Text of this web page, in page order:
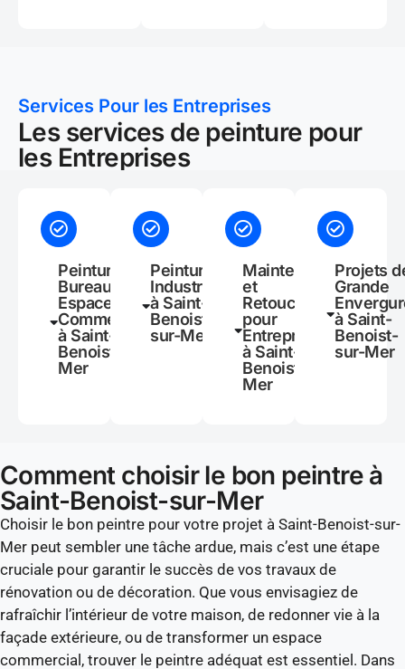
Services Pour les Entreprises
Les services de peinture pour
les Entreprises
Peinture de
Bureaux et
Espaces
Commerciaux
à Saint-
Benoist-sur-
Mer
Peinture
Industrielle
à Saint-
Benoist-
sur-Mer
Maintenance
et
Retouches
pour
Entreprises
à Saint-
Benoist-sur-
Mer
Projets
Grande
à Saint-
Benoist-
sur-Mer
Comment choisir le bon peintre à
Saint-Benoist-sur-Mer
Choisir le bon peintre pour votre projet à Saint-Benoist-sur-
Mer peut sembler une tâche ardue, mais c’est une étape
cruciale pour garantir le succès de vos travaux de
rénovation ou de décoration. Que vous envisagiez de
rafraîchir l’intérieur de votre maison, de redonner vie à la
façade extérieure, ou de transformer un espace
commercial, trouver le peintre adéquat est essentiel. Dans